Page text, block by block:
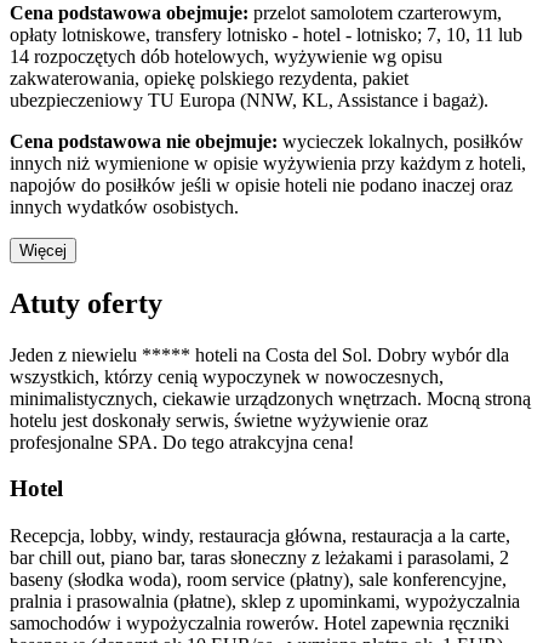
Cena podstawowa obejmuje: przelot samolotem czarterowym,
opłaty lotniskowe, transfery lotnisko - hotel - lotnisko; 7, 10, 11 lub
14 rozpoczętych dób hotelowych, wyżywienie wg opisu
zakwaterowania, opiekę polskiego rezydenta, pakiet
ubezpieczeniowy TU Europa (NNW, KL, Assistance i bagaż).
Cena podstawowa nie obejmuje: wycieczek lokalnych, posiłków
innych niż wymienione w opisie wyżywienia przy każdym z hoteli,
napojów do posiłków jeśli w opisie hoteli nie podano inaczej oraz
innych wydatków osobistych.
Więcej
Atuty oferty
Jeden z niewielu ***** hoteli na Costa del Sol. Dobry wybór dla
wszystkich, którzy cenią wypoczynek w nowoczesnych,
minimalistycznych, ciekawie urządzonych wnętrzach. Mocną stroną
hotelu jest doskonały serwis, świetne wyżywienie oraz
profesjonalne SPA. Do tego atrakcyjna cena!
Hotel
Recepcja, lobby, windy, restauracja główna, restauracja a la carte,
bar chill out, piano bar, taras słoneczny z leżakami i parasolami, 2
baseny (słodka woda), room service (płatny), sale konferencyjne,
pralnia i prasowalnia (płatne), sklep z upominkami, wypożyczalnia
samochodów i wypożyczalnia rowerów. Hotel zapewnia ręczniki